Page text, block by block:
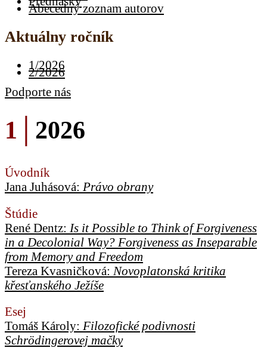
Abecedný zoznam autorov
Aktuálny ročník
1/2026
2/2026
Podporte nás
1│ 2026
Úvodník
Jana Juhásová: Právo obrany
Štúdie
René Dentz: Is it Possible to Think of Forgiveness
in a Decolonial Way? Forgiveness as Inseparable
from Memory and Freedom
Tereza Kvasničková: Novoplatonská kritika
křesťanského Ježíše
Esej
Tomáš Károly: Filozofické podivnosti
Schrödingerovej mačky